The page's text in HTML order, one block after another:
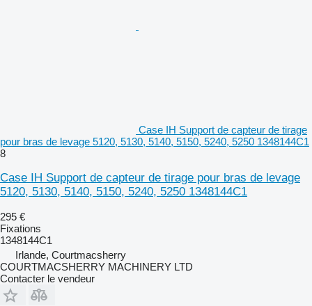
Case IH Support de capteur de tirage
pour bras de levage 5120, 5130, 5140, 5150, 5240, 5250 1348144C1
8
Case IH Support de capteur de tirage pour bras de levage
5120, 5130, 5140, 5150, 5240, 5250 1348144C1
295 €
Fixations
1348144C1
Irlande, Courtmacsherry
COURTMACSHERRY MACHINERY LTD
Contacter le vendeur